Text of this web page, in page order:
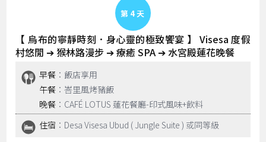
Day 4
【 烏布的寧靜時刻．身心靈的極致饗宴 】 Visesa 度假
村悠閒 ➔ 猴林路漫步 ➔ 療癒 SPA ➔ 水宮殿蓮花晚餐
早餐 ：飯店享用
午餐 ：峇里風烤豬飯
晚餐 ：CAFÉ LOTUS 蓮花餐廳-印式風味+飲料
住宿 ：Desa Visesa Ubud ( Jungle Suite ) 或同等級